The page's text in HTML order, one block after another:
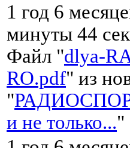
1 год 6
минуты 44
Файл "dlya-
RO.pdf" из
"
и не только..."